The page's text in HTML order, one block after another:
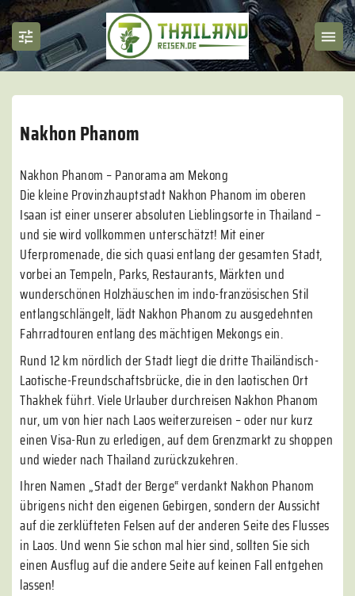
Nakhon Phanom
Nakhon Phanom – Panorama am Mekong
Die kleine Provinzhauptstadt Nakhon Phanom im oberen
Isaan ist einer unserer absoluten Lieblingsorte in Thailand –
und sie wird vollkommen unterschätzt! Mit einer
Uferpromenade, die sich quasi entlang der gesamten Stadt,
vorbei an Tempeln, Parks, Restaurants, Märkten und
wunderschönen Holzhäuschen im indo-französischen Stil
entlangschlängelt, lädt Nakhon Phanom zu ausgedehnten
Fahrradtouren entlang des mächtigen Mekongs ein.
Rund 12 km nördlich der Stadt liegt die dritte Thailändisch-
Laotische-Freundschaftsbrücke, die in den laotischen Ort
Thakhek führt. Viele Urlauber durchreisen Nakhon Phanom
nur, um von hier nach Laos weiterzureisen – oder nur kurz
einen Visa-Run zu erledigen, auf dem Grenzmarkt zu shoppen
und wieder nach Thailand zurückzukehren.
Ihren Namen „Stadt der Berge“ verdankt Nakhon Phanom
übrigens nicht den eigenen Gebirgen, sondern der Aussicht
auf die zerklüfteten Felsen auf der anderen Seite des Flusses
in Laos. Und wenn Sie schon mal hier sind, sollten Sie sich
einen Ausflug auf die andere Seite auf keinen Fall entgehen
lassen!